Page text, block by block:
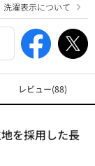
洗濯表示について
を採用した長
レビュー(88)